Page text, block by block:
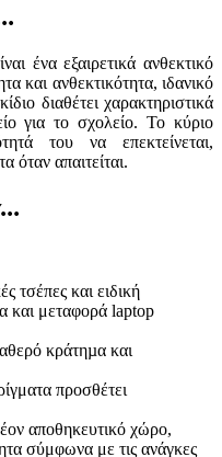
ένα εξαιρετικά ανθεκτικό
και ανθεκτικότητα, ιδανικό
διαθέτει χαρακτηριστικά
για το σχολείο. Το κύριο
του να επεκτείνεται,
όταν απαιτείται.
τσέπες και ειδική
και μεταφορά laptop
κράτηµα και
προσθέτει
αποθηκευτικό χώρο,
σύμφωνα με τις ανάγκες